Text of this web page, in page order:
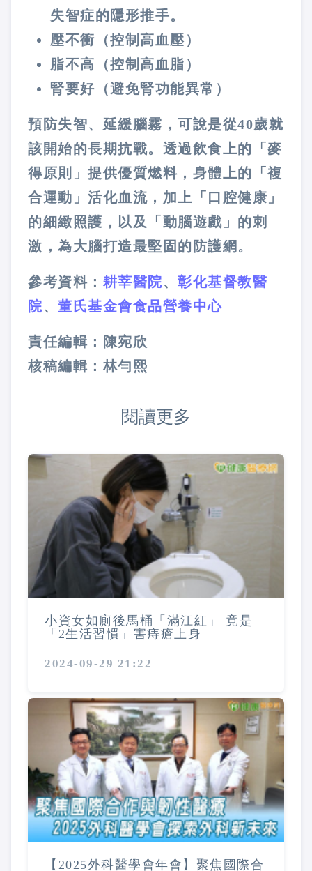
失智症的隱形推手。
壓不衝（控制高血壓）
脂不高（控制高血脂）
腎要好（避免腎功能異常）
預防失智、延緩腦霧，可說是從40歲就
該開始的長期抗戰。透過飲食上的「麥
得原則」提供優質燃料，身體上的「複
合運動」活化血流，加上「口腔健康」
的細緻照護，以及「動腦遊戲」的刺
激，為大腦打造最堅固的防護網。
參考資料： 耕莘醫院、 彰化基督教醫
院、 董氏基金會食品營養中心
責任編輯：陳宛欣
核稿編輯：林勻熙
閱讀更多
小資女如廁後馬桶「滿江紅」 竟是
「2生活習慣」害痔瘡上身
2024-09-29 21:22
【2025外科醫學會年會】聚焦國際合